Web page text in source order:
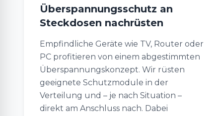
Überspannungsschutz an
Steckdosen nachrüsten
Empfindliche Geräte wie TV, Router oder
PC profitieren von einem abgestimmten
Überspannungskonzept. Wir rüsten
geeignete Schutzmodule in der
Verteilung und – je nach Situation –
direkt am Anschluss nach. Dabei